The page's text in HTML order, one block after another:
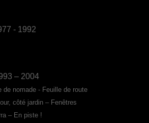
- 1992
– 2004
de nomade - Feuille de route
côté jardin – Fenêtres
– En piste !